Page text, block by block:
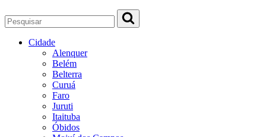
Cidade
Alenquer
Belém
Belterra
Curuá
Faro
Juruti
Itaituba
Óbidos